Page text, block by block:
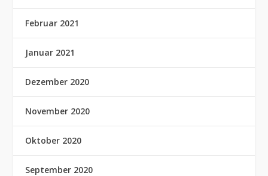
Februar 2021
Januar 2021
Dezember 2020
November 2020
Oktober 2020
September 2020